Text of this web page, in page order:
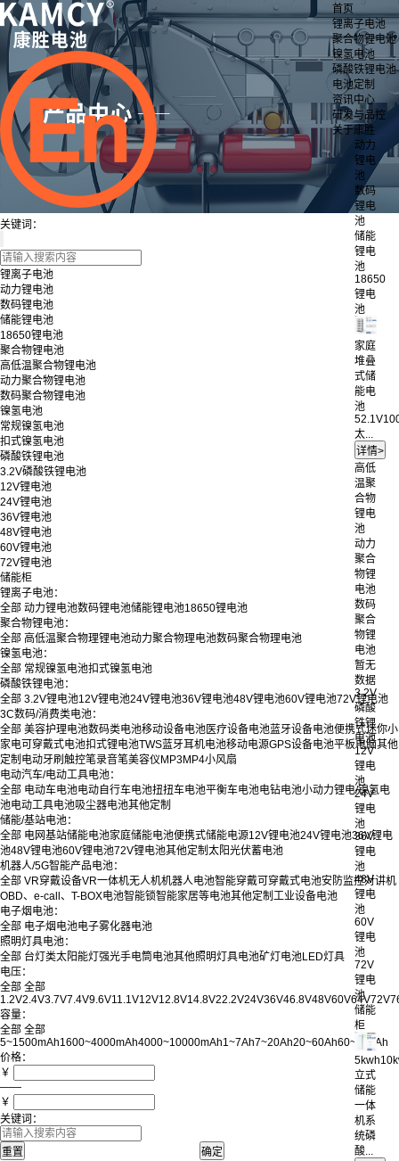
首页
锂离子电池
聚合物锂电池
镍氢电池
磷酸铁锂电池
电池定制
资讯中心
研发与品控
关于康胜
动力
锂电
池
数码
锂电
池
储能
锂电
池
18650
锂电
池
家庭
堆叠
式储
能电
池
太...
高低
温聚
合物
锂电
池
动力
聚合
物锂
电池
数码
聚合
物锂
电池
暂无
数据
3.2V
磷酸
铁锂
电池
12V
锂电
池
24V
锂电
池
36V
锂电
池
48V
锂电
池
60V
锂电
池
72V
锂电
池
储能
柜
立式
储能
一体
机系
统磷
酸...
关键词：
锂离子电池
动力锂电池
数码锂电池
储能锂电池
18650锂电池
聚合物锂电池
高低温聚合物锂电池
动力聚合物锂电池
数码聚合物锂电池
镍氢电池
常规镍氢电池
扣式镍氢电池
磷酸铁锂电池
3.2V磷酸铁锂电池
12V锂电池
24V锂电池
36V锂电池
48V锂电池
60V锂电池
72V锂电池
储能柜
锂离子电池：
全部 动力锂电池数码锂电池储能锂电池18650锂电池
聚合物锂电池：
全部 高低温聚合物理锂电池动力聚合物理电池数码聚合物理电池
镍氢电池：
全部 常规镍氢电池扣式镍氢电池
磷酸铁锂电池：
全部 3.2V锂电池12V锂电池24V锂电池36V锂电池48V锂电池60V锂电池72V锂电池
3C数码/消费类电池：
全部 美容护理电池数码类电池移动设备电池医疗设备电池蓝牙设备电池便携式迷你小
家电可穿戴式电池扣式锂电池TWS蓝牙耳机电池移动电源GPS设备电池平板电脑其他
定制 电动牙刷 触控笔录音笔美容仪 MP3MP4小风扇
电动汽车/电动工具电池：
全部 电动车电池电动自行车电池扭扭车电池平衡车电池电钻电池小动力锂电/镍氢电
池电动工具电池吸尘器电池其他定制
储能/基站电池：
全部 电网基站储能电池家庭储能电池便携式储能电源12V锂电池24V锂电池36V锂电
池48V锂电池60V锂电池72V锂电池其他定制 太阳光伏蓄电池
机器人/5G智能产品电池：
全部 VR穿戴设备VR一体机无人机机器人电池智能穿戴可穿戴式电池安防监控对讲机
OBD、e-call、T-BOX电池智能锁智能家居等电池其他定制 工业设备电池
电子烟电池：
全部 电子烟电池电子雾化器电池
照明灯具电池：
全部 台灯类太阳能灯 强光手电筒电池其他照明灯具电池矿灯电池LED灯具
电压：
全部 全部
1.2V2.4V3.7V7.4V9.6V11.1V12V12.8V14.8V22.2V24V36V46.8V48V60V64V72V
容量：
全部 全部
5~1500mAh1600~4000mAh4000~10000mAh1~7Ah7~20Ah20~60Ah60~100Ah
价格：
￥
——
￥
关键词：